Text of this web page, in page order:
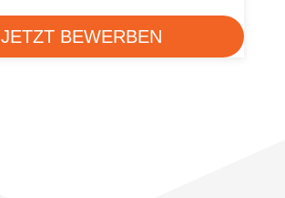
JETZT BEWERBEN